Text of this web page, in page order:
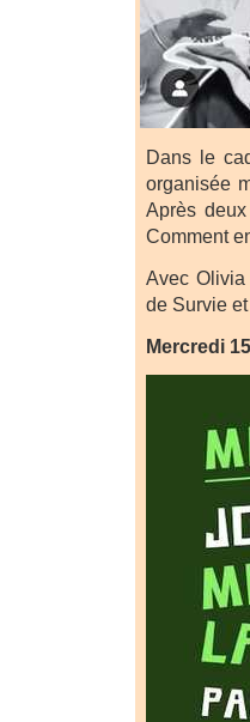
Dans le
organisée
Après
Comment
Avec Olivia
de Survie
Mercredi